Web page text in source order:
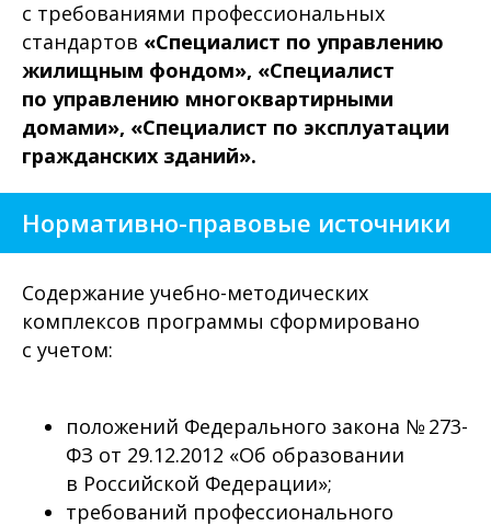
с требованиями профессиональных
стандартов «Специалист по управлению
жилищным фондом», «Специалист
по управлению многоквартирными
домами», «Специалист по эксплуатации
гражданских зданий».
Нормативно-правовые источники
Содержание учебно-методических
комплексов программы сформировано
с учетом:
положений Федерального закона № 273-
ФЗ от 29.12.2012 «Об образовании
в Российской Федерации»;
требований профессионального